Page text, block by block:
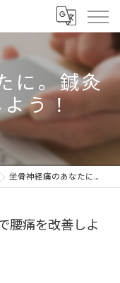
に。鍼灸
う！
坐骨神経痛のあなたに。鍼灸で腰痛を改善しよう！
腰痛を改善しよ